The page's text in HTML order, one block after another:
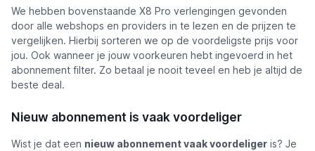
We hebben bovenstaande X8 Pro verlengingen gevonden
door alle webshops en providers in te lezen en de prijzen te
vergelijken. Hierbij sorteren we op de voordeligste prijs voor
jou. Ook wanneer je jouw voorkeuren hebt ingevoerd in het
abonnement filter. Zo betaal je nooit teveel en heb je altijd de
beste deal.
Nieuw abonnement is vaak voordeliger
Wist je dat een nieuw abonnement vaak voordeliger is? Je